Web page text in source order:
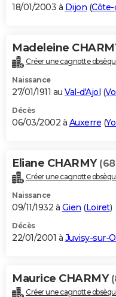
18/01/2003 à Dijon (Côte-
Madeleine
Créer une cagnotte
Naissance
27/01/1911 au Val-d'Ajol (
Décès
06/03/2002 à Auxerre (
Eliane CHARMY
Créer une cagnotte
Naissance
09/11/1932 à Gien (Loiret)
Décès
22/01/2001 à Juvisy-sur-
Maurice CHARMY
Créer une cagnotte